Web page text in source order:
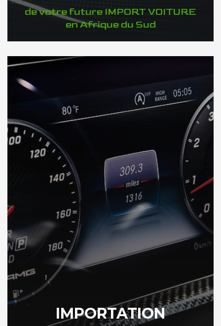
de votre future IMPORT VOITURE
en Afrique du Sud
DÉCOUVREZ VOTRE INSPECTION AUTO en Afrique du Sud
IMPORTATION